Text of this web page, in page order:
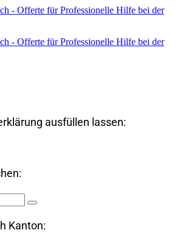
- Offerte für Professionelle Hilfe bei der
- Offerte für Professionelle Hilfe bei der
ausfüllen lassen:
Kanton: